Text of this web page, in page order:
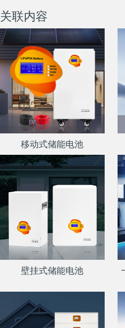
关联内容
移动式储能电池
壁挂式储能电池